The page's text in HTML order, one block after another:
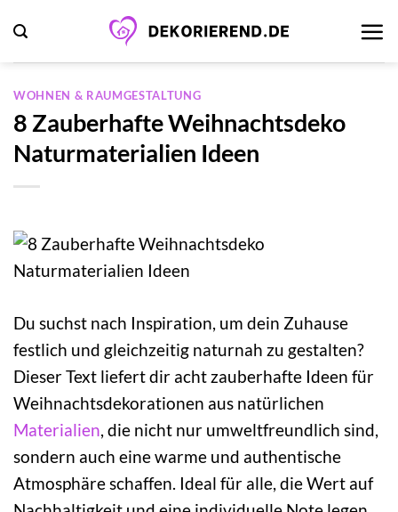
Inhalt
springen
WOHNEN & RAUMGESTALTUNG
8 Zauberhafte Weihnachtsdeko
Naturmaterialien Ideen
Du suchst nach Inspiration, um dein Zuhause
festlich und gleichzeitig naturnah zu gestalten?
Dieser Text liefert dir acht zauberhafte Ideen für
Weihnachtsdekorationen aus natürlichen
Materialien, die nicht nur umweltfreundlich sind,
sondern auch eine warme und authentische
Atmosphäre schaffen. Ideal für alle, die Wert auf